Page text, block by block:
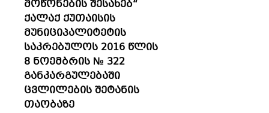
მოწონების შესახებ“
ქალაქ ქუთაისის
მუნიციპალიტეტის
საკრებულოს 2016 წლის
8 ნოემბრის № 322
განკარგულებაში
ცვლილების შეტანის
თაობაზე